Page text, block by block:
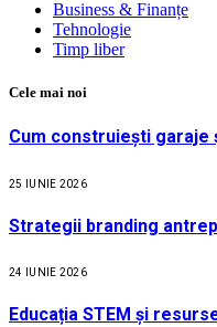
Business & Finanțe
Tehnologie
Timp liber
Cele mai noi
Cum construiești garaje
25 IUNIE 2026
Strategii branding
24 IUNIE 2026
Educația STEM și